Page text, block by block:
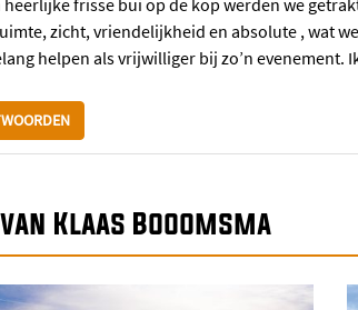
zicht, vriendelijkheid en absolute , wat
helpen als vrijwilliger bij zo’n evenement.
Klaas Booomsma